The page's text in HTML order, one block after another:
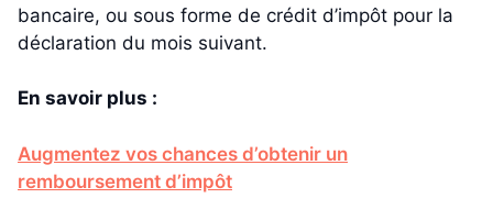
bancaire, ou sous forme de crédit d’impôt pour la
déclaration du mois suivant.
En savoir plus :
Augmentez vos chances d’obtenir un
remboursement d’impôt